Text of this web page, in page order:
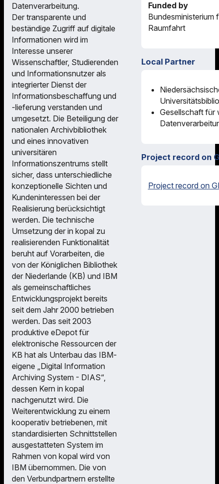
Datenverarbeitung.
Der transparente und
beständige Zugriff auf digitale
Informationen wird im
Interesse unserer
Wissenschaftler, Studierenden
und Informationsnutzer als
integrierter Dienst der
Informationsbeschaffung und
-lieferung verstanden und
umgesetzt. Die Beteiligung der
nationalen Archivbibliothek
und eines innovativen
universitären
Informationszentrums stellt
sicher, dass unterschiedliche
konzeptionelle Sichten und
Kundeninteressen bei der
Realisierung berücksichtigt
werden. Die technische
Umsetzung der in kopal zu
realisierenden Funktionalität
beruht auf Vorarbeiten, die
von der Königlichen Bibliothek
der Niederlande (KB) und IBM
als gemeinschaftliches
Entwicklungsprojekt bereits
seit dem Jahr 2000 betrieben
werden. Das seit 2003
produktive eDepot für
elektronische Ressourcen der
KB hat als Unterbau das IBM-
eigene „Digital Information
Archiving System - DIAS“,
dessen Kern in kopal
nachgenutzt wird. Die
Weiterentwicklung zu einem
kooperativ betriebenen, mit
standardisierten Schnittstellen
ausgestatteten System im
Rahmen von kopal wird von
IBM übernommen. Die von
den Verbundpartnern erstellte
Funded by
Bundesministerium
Raumfahrt
Local Partner
Gesellschaft für
Project record on
Project record on